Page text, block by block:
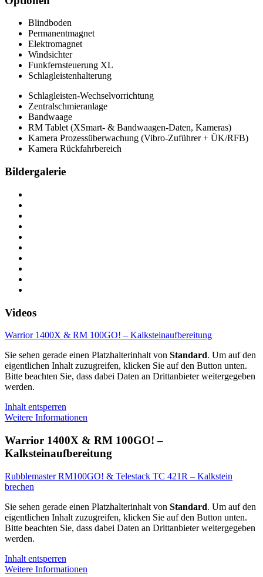
Blindboden
Permanentmagnet
Elektromagnet
Windsichter
Funkfernsteuerung XL
Schlagleistenhalterung
Schlagleisten-Wechselvorrichtung
Zentralschmieranlage
Bandwaage
RM Tablet (XSmart- & Bandwaagen-Daten, Kameras)
Kamera Prozessüberwachung (Vibro-Zuführer + ÜK/RFB)
Kamera Rückfahrbereich
Bildergalerie
Videos
Warrior 1400X & RM 100GO! – Kalksteinaufbereitung
Sie sehen gerade einen Platzhalterinhalt von Standard. Um auf den
eigentlichen Inhalt zuzugreifen, klicken Sie auf den Button unten.
Bitte beachten Sie, dass dabei Daten an Drittanbieter weitergegeben
werden.
Inhalt entsperren
Weitere Informationen
Warrior 1400X & RM 100GO! –
Kalksteinaufbereitung
Rubblemaster RM100GO! & Telestack TC 421R – Kalkstein
brechen
Sie sehen gerade einen Platzhalterinhalt von Standard. Um auf den
eigentlichen Inhalt zuzugreifen, klicken Sie auf den Button unten.
Bitte beachten Sie, dass dabei Daten an Drittanbieter weitergegeben
werden.
Inhalt entsperren
Weitere Informationen